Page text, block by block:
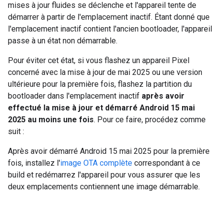
mises à jour fluides se déclenche et l'appareil tente de
démarrer à partir de l'emplacement inactif. Étant donné que
l'emplacement inactif contient l'ancien bootloader, l'appareil
passe à un état non démarrable.
Pour éviter cet état, si vous flashez un appareil Pixel
concerné avec la mise à jour de mai 2025 ou une version
ultérieure pour la première fois, flashez la partition du
bootloader dans l'emplacement inactif après avoir
effectué la mise à jour et démarré Android 15 mai
2025 au moins une fois. Pour ce faire, procédez comme
suit :
Après avoir démarré Android 15 mai 2025 pour la première
fois, installez l'image OTA complète correspondant à ce
build et redémarrez l'appareil pour vous assurer que les
deux emplacements contiennent une image démarrable.